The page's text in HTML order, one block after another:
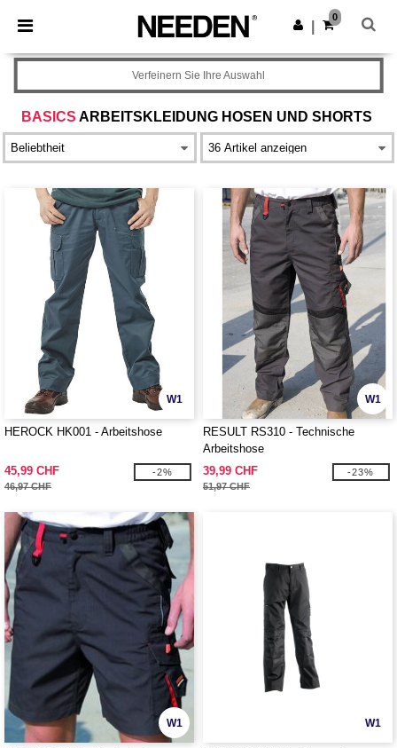
× Needen App
Bessere Preise in der App!
App holen
0
BASICS ARBEITSKLEIDUNG HOSEN UND SHORTS
Verfeinern Sie Ihre Auswahl
W1
HEROCK HK001 - Arbeitshose
45,99 CHF
46,97 CHF
-2%
W1
RESULT RS310 - Technische
Arbeitshose
39,99 CHF
51,97 CHF
-23%
W1 W1